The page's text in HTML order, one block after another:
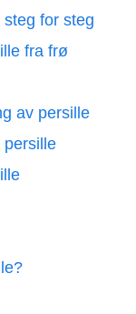
for steg
fra frø
av persille
persille